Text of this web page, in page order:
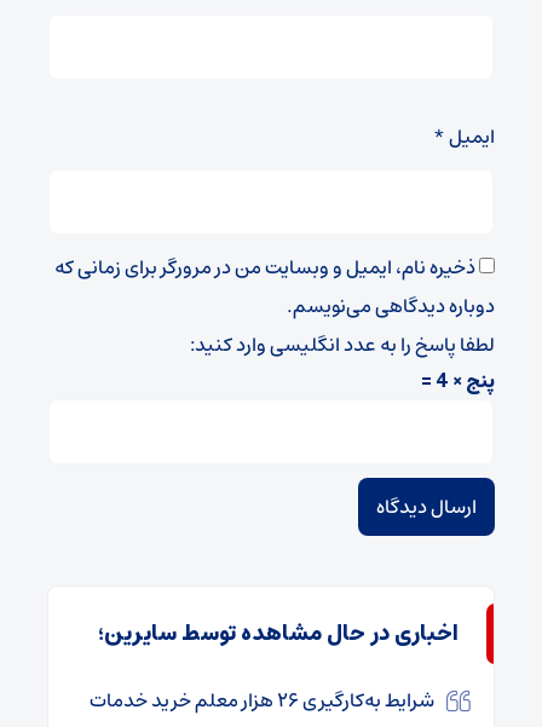
ایمیل*
ذخیره نام، ایمیل و وبسایت من در مرورگر برای زمانی که
دوباره دیدگاهی می‌نویسم.
لطفا پاسخ را به عدد انگلیسی وارد کنید:
پنج × 4 =
اخباری در حال مشاهده توسط سایرین؛
شرایط به‌کارگیری ۲۶ هزار معلم خرید خدمات